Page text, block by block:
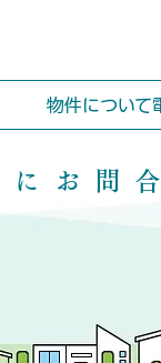
物件について
お問